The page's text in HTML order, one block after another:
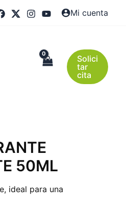
Mi cuenta
Solici
tar
cita
50ML
ideal para una